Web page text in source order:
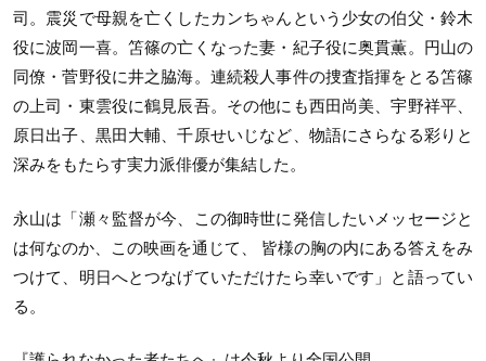
司。震災で母親を亡くしたカンちゃんという少女の伯父・鈴木
役に波岡一喜。笘篠の亡くなった妻・紀子役に奥貫薫。円山の
同僚・菅野役に井之脇海。連続殺人事件の捜査指揮をとる笘篠
の上司・東雲役に鶴見辰吾。その他にも西田尚美、宇野祥平、
原日出子、黒田大輔、千原せいじなど、物語にさらなる彩りと
深みをもたらす実力派俳優が集結した。
永山は「瀬々監督が今、この御時世に発信したいメッセージと
は何なのか、この映画を通じて、 皆様の胸の内にある答えをみ
つけて、明日へとつなげていただけたら幸いです」と語ってい
る。